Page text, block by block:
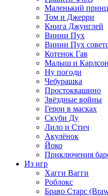
Маленький принц
Том и Джерри
Книга Джунглей
Винни Пух
Винни Пух
Котенок Гав
Малыш и Карлсон
Ну погоди
Чебурашка
Простоквашино
Звёздные войны
Герои в масках
Скуби Ду
Лило и Стич
Акулёнок
Йоко
Приключения
Из игр
Хагги Вагги
Роблокс
Браво Старс